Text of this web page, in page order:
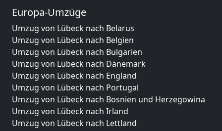
Europa-Umzüge
Umzug von Lübeck nach Belarus
Umzug von Lübeck nach Belgien
Umzug von Lübeck nach Bulgarien
Umzug von Lübeck nach Dänemark
Umzug von Lübeck nach England
Umzug von Lübeck nach Portugal
Umzug von Lübeck nach Bosnien und Herzegowina
Umzug von Lübeck nach Irland
Umzug von Lübeck nach Lettland